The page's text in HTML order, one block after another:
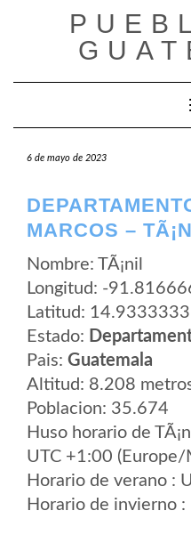
6 de mayo de 2023
MARCOS –
Nombre: TÃ¡nil
Longitud: -
Latitud: 14.9333333
Estado:
Pais: Guatemala
Altitud: 8.208
Poblacion: 35.674
Huso horario de
UTC +1:00 (Europe/
Horario de verano :
Horario de invierno :